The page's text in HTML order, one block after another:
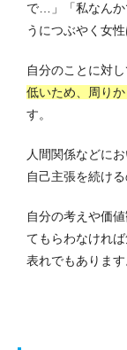
で…」「私なん
うにつぶやく女
自分のことに対
低いため、周り
す。
人間関係などに
自己主張を続け
自分の考えや価
てもらわなけれ
表れでもあります